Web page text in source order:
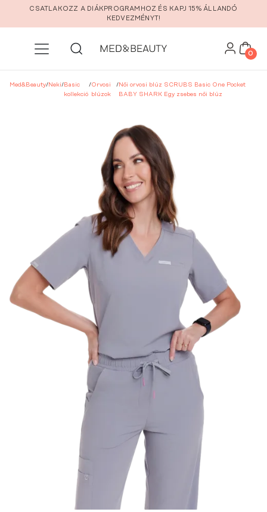
Ugrás a fő tartalomra
CSATLAKOZZ A DIÁKPROGRAMHOZ ÉS KAPJ 15% ÁLLANDÓ
KEDVEZMÉNYT!
0
Med&Beauty/Neki/Basic
kollekció
/Orvosi
blúzok
/Női orvosi blúz SCRUBS Basic One Pocket
BABY SHARK Egy zsebes női blúz